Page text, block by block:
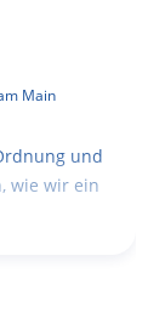
Main
und
wie wir ein